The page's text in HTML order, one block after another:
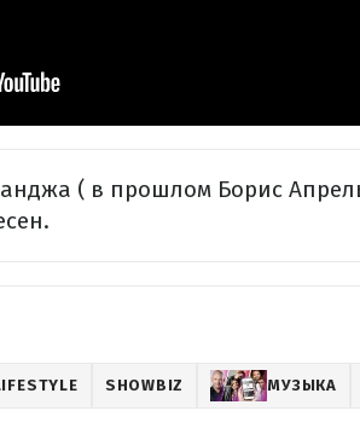
( в прошлом Борис
SHOWBIZ МУЗЫКА